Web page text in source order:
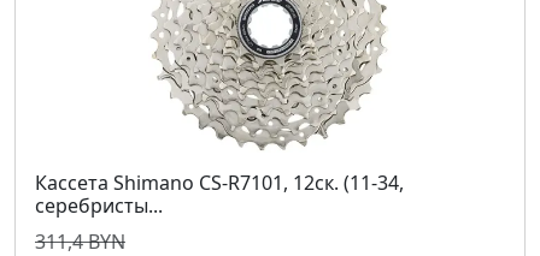
Кассета Shimano CS-R7101, 12ск. (11-34,
серебристы...
311,4 BYN